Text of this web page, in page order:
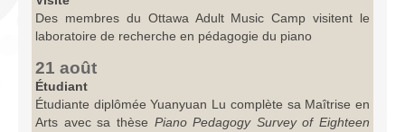
Des membres du Ottawa Adult Music Camp visitent le
laboratoire de recherche en pédagogie du piano
21 août
Étudiant
Étudiante diplômée Yuanyuan Lu complète sa Maîtrise en
Arts avec sa thèse Piano Pedagogy Survey of Eighteen